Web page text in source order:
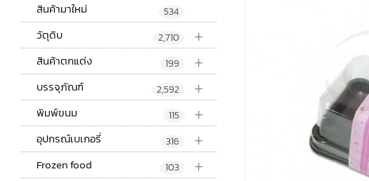
สินค้ามาใหม่ 534
+
วัตุดิบ 2,710
+
สินค้าตกแต่ง 199
+
บรรจุภัณฑ์ 2,592
+
พิมพ์ขนม 115
+
อุปกรณ์เบเกอรี่ 316
+
Frozen food 103